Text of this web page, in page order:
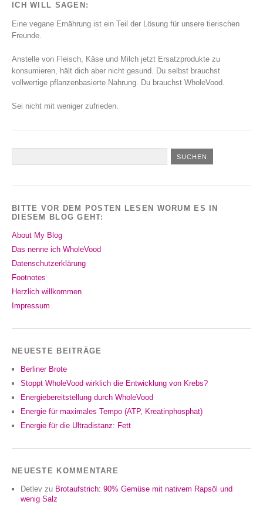
ICH WILL SAGEN:
Eine vegane Ernährung ist ein Teil der Lösung für unsere tierischen
Freunde.
Anstelle von Fleisch, Käse und Milch jetzt Ersatzprodukte zu
konsumieren, hält dich aber nicht gesund. Du selbst brauchst
vollwertige pflanzenbasierte Nahrung. Du brauchst WholeVood.
Sei nicht mit weniger zufrieden.
BITTE VOR DEM POSTEN LESEN WORUM ES IN
DIESEM BLOG GEHT:
About My Blog
Das nenne ich WholeVood
Datenschutzerklärung
Footnotes
Herzlich willkommen
Impressum
NEUESTE BEITRÄGE
Berliner Brote
Stoppt WholeVood wirklich die Entwicklung von Krebs?
Energiebereitstellung durch WholeVood
Energie für maximales Tempo (ATP, Kreatinphosphat)
Energie für die Ultradistanz: Fett
NEUESTE KOMMENTARE
Detlev zu Brotaufstrich: 90% Gemüse mit nativem Rapsöl und
wenig Salz